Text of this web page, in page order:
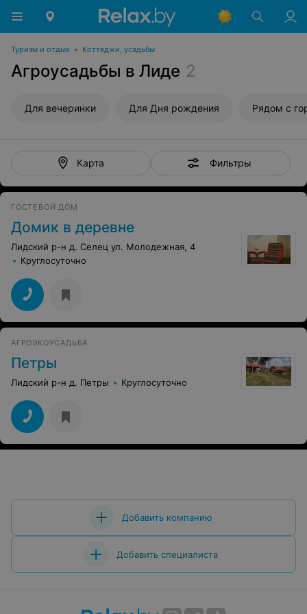
Туризм и отдых • Коттеджи, усадьбы
Агроусадьбы в Лиде 2
Для вечеринки Для Дня рождения Рядом с
Карта Фильтры
ГОСТЕВОЙ ДОМ
Домик в деревне
Лидский р-н д. Селец ул. Молодежная, 4
Круглосуточно
АГРОЭКОУСАДЬБА
Петры
Лидский р-н д. Петры Круглосуточно
Добавить компанию
Добавить специалиста